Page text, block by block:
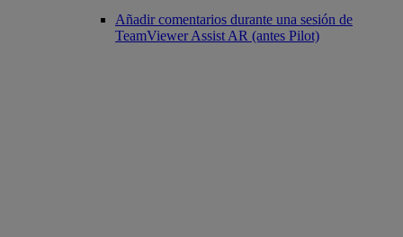
Añadir comentarios durante una sesión de
TeamViewer Assist AR (antes Pilot)